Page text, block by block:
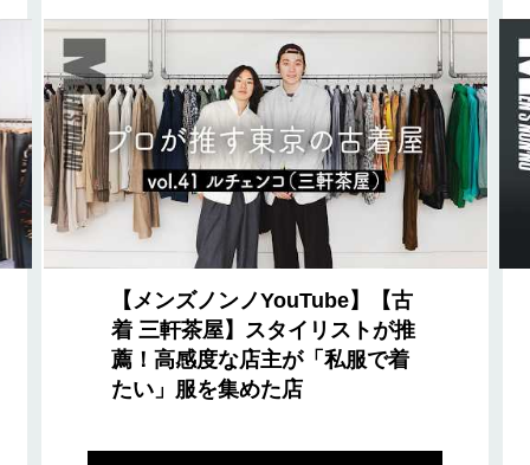
【メンズノンノYouTube】【古
着 三軒茶屋】スタイリストが推
薦！高感度な店主が「私服で着
たい」服を集めた店